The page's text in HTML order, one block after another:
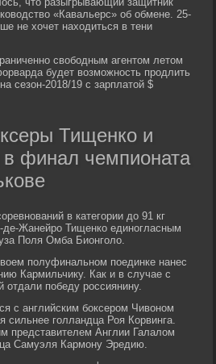
«Кавальерс» об обмене. 25-
не хочет находиться в тени
свободным агентом летом
будет возможность продлить
сезон-2018/19 с зарплатой $
Тищенко и
финал чемпионата
в категории до 91 кг
Жанейро Тищенко единогласным
Поля Омба Бионголо.
полуфинальном поединке нанес
Кармильчику. Как и в случае с
отдали победу россиянину.
с английским боксером Чивоном
сильнее голландца Роя Корвинга.
представителем Англии Галалом
Самуэля Кармону Эредию.